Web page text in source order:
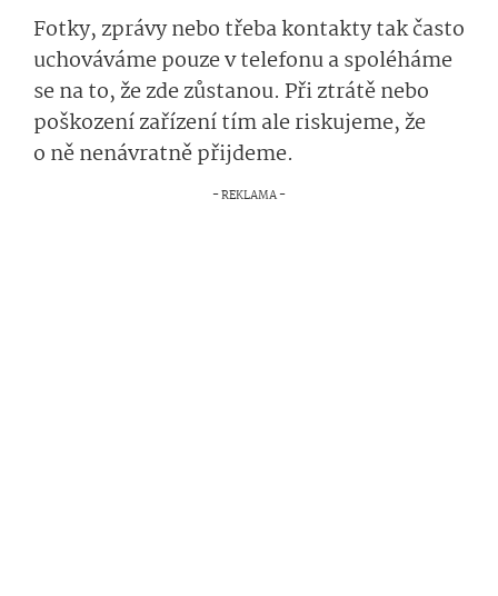
Fotky, zprávy nebo třeba kontakty tak často
uchováváme pouze v telefonu a spoléháme
se na to, že zde zůstanou. Při ztrátě nebo
poškození zařízení tím ale riskujeme, že
o ně nenávratně přijdeme.